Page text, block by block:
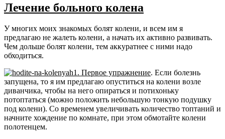
Лечение больного колена
У многих моих знакомых болят колени, и всем им я
предлагаю не жалеть колени, а начать их активно развивать.
Чем дольше болят колени, тем аккуратнее с ними надо
обходиться.
1. Первое упражнение. Если болезнь
запущена, то я им предлагаю опуститься на колени возле
диванчика, чтобы на него опираться и потихоньку
потоптаться (можно положить небольшую тонкую подушку
под колени). Со временем увеличивать количество топтаний и
начните хождение по комнате, при этом обмотайте колени
полотенцем.